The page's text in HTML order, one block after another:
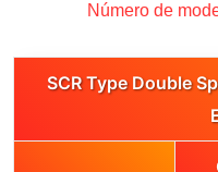
Número de
SCR Type Double